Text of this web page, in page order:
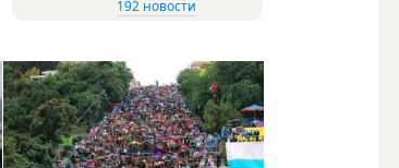
192 новости